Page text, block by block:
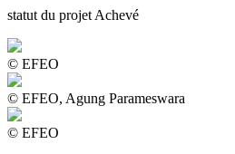
statut du projet Achevé
© EFEO
© EFEO, Agung Parameswara
© EFEO